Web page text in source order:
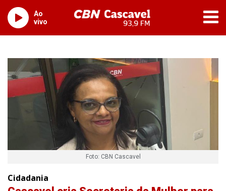
Ao
vivo
Foto: CBN Cascavel
Cidadania